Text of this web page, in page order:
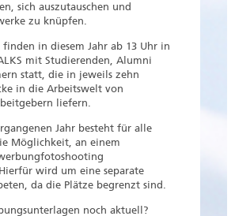
sich auszutauschen und
zu knüpfen.
in diesem Jahr ab 13 Uhr in
mit Studierenden, Alumni
statt, die in jeweils zehn
in die Arbeitswelt von
liefern.
Jahr besteht für alle
Möglichkeit, an einem
wird um eine separate
da die Plätze begrenzt sind.
noch aktuell?